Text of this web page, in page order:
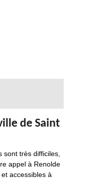
de Saint
très difficiles,
appel à Renolde
accessibles à